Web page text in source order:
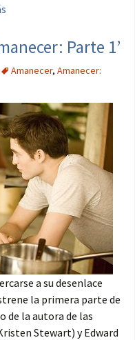
Parte 1’
Amanecer, Amanecer:
a su desenlace
la primera parte de
de la autora de las
Stewart) y Edward